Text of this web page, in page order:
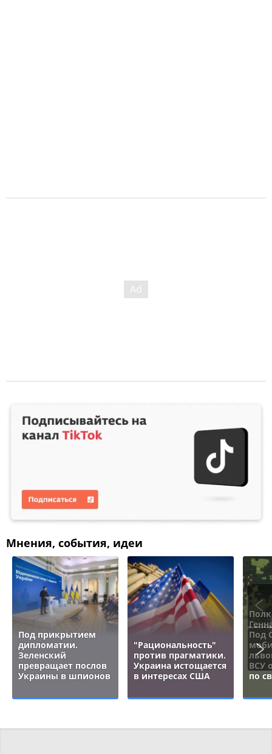
Мнения, события, идеи
Под прикрытием
дипломатии.
Зеленский
превращает послов
Украины в шпионов
"Рациональность"
против прагматики.
Украина истощается
в интересах США
Под
ВСУ
по